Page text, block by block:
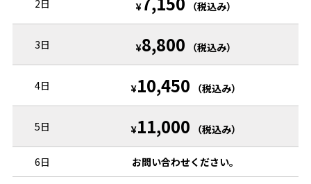
2日 ¥ （税込み）
3日 ¥8,800 （税込み）
4日 ¥10,450 （税込み）
5日 ¥11,000 （税込み）
6日 お問い合わせください。